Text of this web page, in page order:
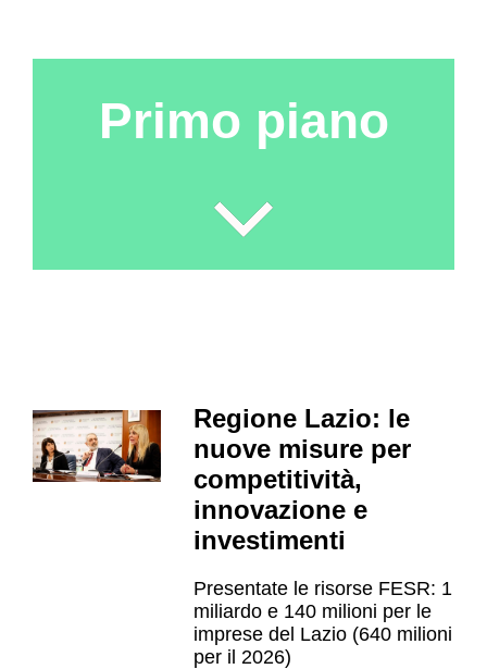
Primo piano
Regione Lazio: le
nuove misure per
competitività,
innovazione e
investimenti
Presentate le risorse FESR: 1
miliardo e 140 milioni per le
imprese del Lazio (640 milioni
per il 2026)